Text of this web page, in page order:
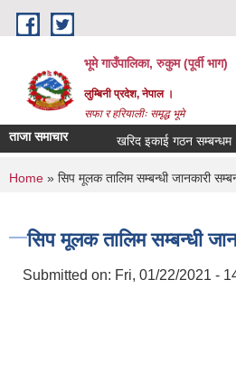
Skip to main content
भूमे गाउँपालिका, रुकुम (पूर्वी भाग)
लुम्बिनी प्रदेश, नेपाल ।
सफा र हरियालीः समृद्ध भूमे
ताजा समाचार खरिद इकाई गठन सम्बन्धम ।
You are here
Home » सिप मूलक तालिम सम्बन्धी जानकारी
सिप मूलक तालिम सम्बन्धी
Submitted on: Fri, 01/22/2021 -